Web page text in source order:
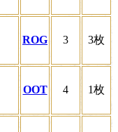
ROG 3 3枚
OOT 4 1枚